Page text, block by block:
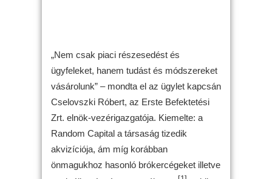
„Nem csak piaci részesedést és
ügyfeleket, hanem tudást és módszereket
vásárolunk” – mondta el az ügylet kapcsán
Cselovszki Róbert, az Erste Befektetési
Zrt. elnök-vezérigazgatója. Kiemelte: a
Random Capital a társaság tizedik
akvizíciója, ám míg korábban
önmagukhoz hasonló brókercégeket illetve